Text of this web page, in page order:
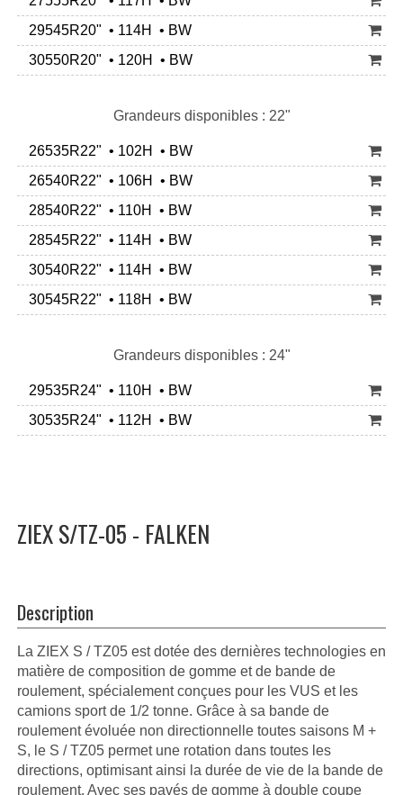
29545R20" • 114H • BW
30550R20" • 120H • BW
Grandeurs disponibles : 22"
26535R22" • 102H • BW
26540R22" • 106H • BW
28540R22" • 110H • BW
28545R22" • 114H • BW
30540R22" • 114H • BW
30545R22" • 118H • BW
Grandeurs disponibles : 24"
29535R24" • 110H • BW
30535R24" • 112H • BW
ZIEX S/TZ-05 - FALKEN
Description
La ZIEX S / TZ05 est dotée des dernières technologies en
matière de composition de gomme et de bande de
roulement, spécialement conçues pour les VUS et les
camions sport de 1/2 tonne. Grâce à sa bande de
roulement évoluée non directionnelle toutes saisons M +
S, le S / TZ05 permet une rotation dans toutes les
directions, optimisant ainsi la durée de vie de la bande de
roulement. Avec ses pavés de gomme à double coupe